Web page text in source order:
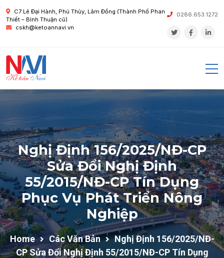
C7 Lê Đại Hành, Phú Thủy, Lâm Đồng (Thành Phố Phan
Thiết – Bình Thuận cũ)
cskh@ketoannavi.vn
0286.653.1272
Nghị Định 156/2025/NĐ-CP
Sửa Đổi Nghị Định
55/2015/NĐ-CP Tín Dụng
Phục Vụ Phát Triển Nông
Nghiệp
Home Các Văn Bản
Nghị Định 156/2025/NĐ-
CP Sửa Đổi Nghị Định 55/2015/NĐ-CP Tín Dụng